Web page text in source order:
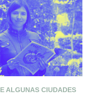
ALGUNAS CIUDADES